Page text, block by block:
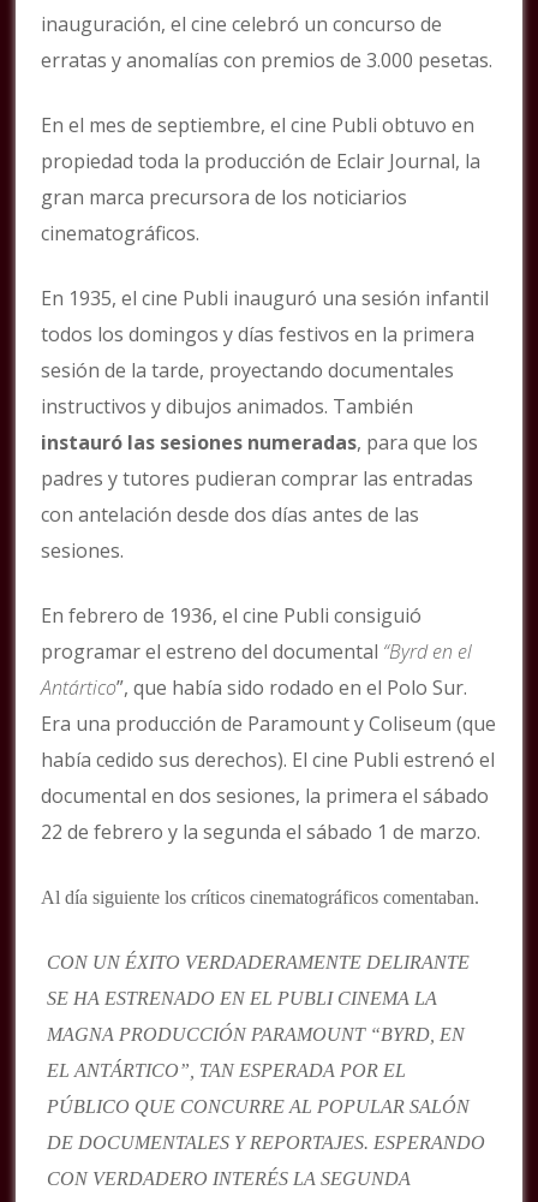
inauguración, el cine celebró un concurso de
erratas y anomalías con premios de 3.000 pesetas.
En el mes de septiembre, el cine Publi obtuvo en
propiedad toda la producción de Eclair Journal, la
gran marca precursora de los noticiarios
cinematográficos.
En 1935, el cine Publi inauguró una sesión infantil
todos los domingos y días festivos en la primera
sesión de la tarde, proyectando documentales
instructivos y dibujos animados. También
instauró las sesiones numeradas, para que los
padres y tutores pudieran comprar las entradas
con antelación desde dos días antes de las
sesiones.
En febrero de 1936, el cine Publi consiguió
programar el estreno del documental “Byrd en el
Antártico”, que había sido rodado en el Polo Sur.
Era una producción de Paramount y Coliseum (que
había cedido sus derechos). El cine Publi estrenó el
documental en dos sesiones, la primera el sábado
22 de febrero y la segunda el sábado 1 de marzo.
Al día siguiente los críticos cinematográficos comentaban.
CON UN ÉXITO VERDADERAMENTE DELIRANTE
SE HA ESTRENADO EN EL PUBLI CINEMA LA
MAGNA PRODUCCIÓN PARAMOUNT “BYRD, EN
EL ANTÁRTICO”, TAN ESPERADA POR EL
PÚBLICO QUE CONCURRE AL POPULAR SALÓN
DE DOCUMENTALES Y REPORTAJES. ESPERANDO
CON VERDADERO INTERÉS LA SEGUNDA